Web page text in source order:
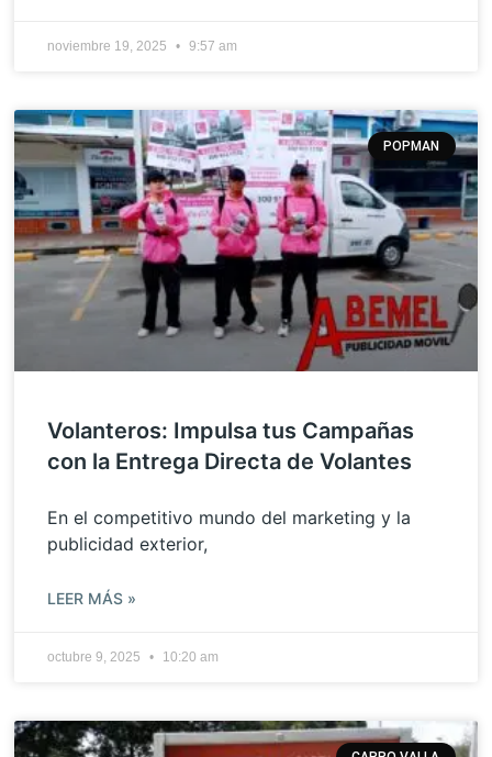
noviembre 19, 2025 9:57 am
POPMAN
Volanteros: Impulsa tus Campañas
con la Entrega Directa de Volantes
En el competitivo mundo del marketing y la
publicidad exterior,
LEER MÁS »
octubre 9, 2025 10:20 am